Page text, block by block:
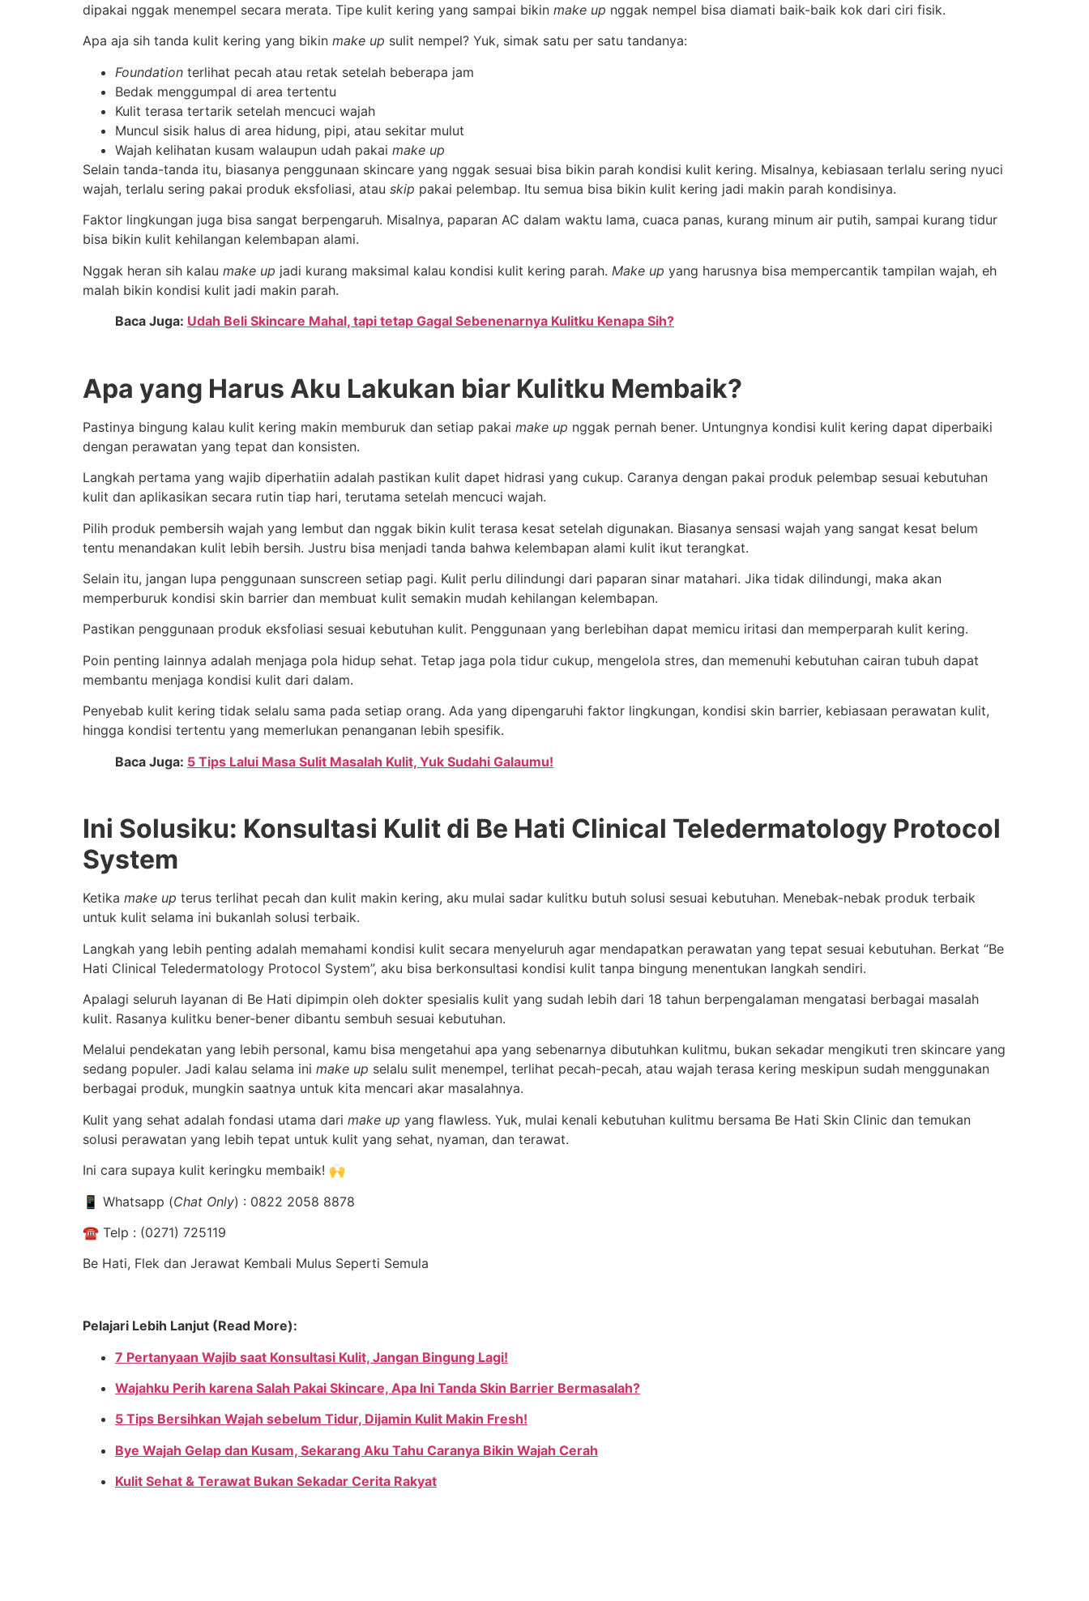
dipakai nggak menempel secara merata. Tipe kulit kering yang sampai bikin make up nggak nempel bisa diamati baik-baik kok dari ciri fisik.
Apa aja sih tanda kulit kering yang bikin make up sulit nempel? Yuk, simak satu per satu tandanya:
Foundation terlihat pecah atau retak setelah beberapa jam
Bedak menggumpal di area tertentu
Kulit terasa tertarik setelah mencuci wajah
Muncul sisik halus di area hidung, pipi, atau sekitar mulut
Wajah kelihatan kusam walaupun udah pakai make up
Selain tanda-tanda itu, biasanya penggunaan skincare yang nggak sesuai bisa bikin parah kondisi kulit kering. Misalnya, kebiasaan terlalu sering nyuci
wajah, terlalu sering pakai produk eksfoliasi, atau skip pakai pelembap. Itu semua bisa bikin kulit kering jadi makin parah kondisinya.
Faktor lingkungan juga bisa sangat berpengaruh. Misalnya, paparan AC dalam waktu lama, cuaca panas, kurang minum air putih, sampai kurang tidur
bisa bikin kulit kehilangan kelembapan alami.
Nggak heran sih kalau make up jadi kurang maksimal kalau kondisi kulit kering parah. Make up yang harusnya bisa mempercantik tampilan wajah, eh
malah bikin kondisi kulit jadi makin parah.
Baca Juga: Udah Beli Skincare Mahal, tapi tetap Gagal Sebenenarnya Kulitku Kenapa Sih?
Apa yang Harus Aku Lakukan biar Kulitku Membaik?
Pastinya bingung kalau kulit kering makin memburuk dan setiap pakai make up nggak pernah bener. Untungnya kondisi kulit kering dapat diperbaiki
dengan perawatan yang tepat dan konsisten.
Langkah pertama yang wajib diperhatiin adalah pastikan kulit dapet hidrasi yang cukup. Caranya dengan pakai produk pelembap sesuai kebutuhan
kulit dan aplikasikan secara rutin tiap hari, terutama setelah mencuci wajah.
Pilih produk pembersih wajah yang lembut dan nggak bikin kulit terasa kesat setelah digunakan. Biasanya sensasi wajah yang sangat kesat belum
tentu menandakan kulit lebih bersih. Justru bisa menjadi tanda bahwa kelembapan alami kulit ikut terangkat.
Selain itu, jangan lupa penggunaan sunscreen setiap pagi. Kulit perlu dilindungi dari paparan sinar matahari. Jika tidak dilindungi, maka akan
memperburuk kondisi skin barrier dan membuat kulit semakin mudah kehilangan kelembapan.
Pastikan penggunaan produk eksfoliasi sesuai kebutuhan kulit. Penggunaan yang berlebihan dapat memicu iritasi dan memperparah kulit kering.
Poin penting lainnya adalah menjaga pola hidup sehat. Tetap jaga pola tidur cukup, mengelola stres, dan memenuhi kebutuhan cairan tubuh dapat
membantu menjaga kondisi kulit dari dalam.
Penyebab kulit kering tidak selalu sama pada setiap orang. Ada yang dipengaruhi faktor lingkungan, kondisi skin barrier, kebiasaan perawatan kulit,
hingga kondisi tertentu yang memerlukan penanganan lebih spesifik.
Baca Juga: 5 Tips Lalui Masa Sulit Masalah Kulit, Yuk Sudahi Galaumu!
Ini Solusiku: Konsultasi Kulit di Be Hati Clinical Teledermatology Protocol
System
Ketika make up terus terlihat pecah dan kulit makin kering, aku mulai sadar kulitku butuh solusi sesuai kebutuhan. Menebak-nebak produk terbaik
untuk kulit selama ini bukanlah solusi terbaik.
Langkah yang lebih penting adalah memahami kondisi kulit secara menyeluruh agar mendapatkan perawatan yang tepat sesuai kebutuhan. Berkat “Be
Hati Clinical Teledermatology Protocol System”, aku bisa berkonsultasi kondisi kulit tanpa bingung menentukan langkah sendiri.
Apalagi seluruh layanan di Be Hati dipimpin oleh dokter spesialis kulit yang sudah lebih dari 18 tahun berpengalaman mengatasi berbagai masalah
kulit. Rasanya kulitku bener-bener dibantu sembuh sesuai kebutuhan.
Melalui pendekatan yang lebih personal, kamu bisa mengetahui apa yang sebenarnya dibutuhkan kulitmu, bukan sekadar mengikuti tren skincare yang
sedang populer. Jadi kalau selama ini make up selalu sulit menempel, terlihat pecah-pecah, atau wajah terasa kering meskipun sudah menggunakan
berbagai produk, mungkin saatnya untuk kita mencari akar masalahnya.
Kulit yang sehat adalah fondasi utama dari make up yang flawless. Yuk, mulai kenali kebutuhan kulitmu bersama Be Hati Skin Clinic dan temukan
solusi perawatan yang lebih tepat untuk kulit yang sehat, nyaman, dan terawat.
Ini cara supaya kulit keringku membaik! 🙌
📱 Whatsapp (Chat Only) : 0822 2058 8878
☎ ️ Telp : (0271) 725119
Be Hati, Flek dan Jerawat Kembali Mulus Seperti Semula
Pelajari Lebih Lanjut (Read More):
7 Pertanyaan Wajib saat Konsultasi Kulit, Jangan Bingung Lagi!
Wajahku Perih karena Salah Pakai Skincare, Apa Ini Tanda Skin Barrier Bermasalah?
5 Tips Bersihkan Wajah sebelum Tidur, Dijamin Kulit Makin Fresh!
Bye Wajah Gelap dan Kusam, Sekarang Aku Tahu Caranya Bikin Wajah Cerah
Kulit Sehat & Terawat Bukan Sekadar Cerita Rakyat